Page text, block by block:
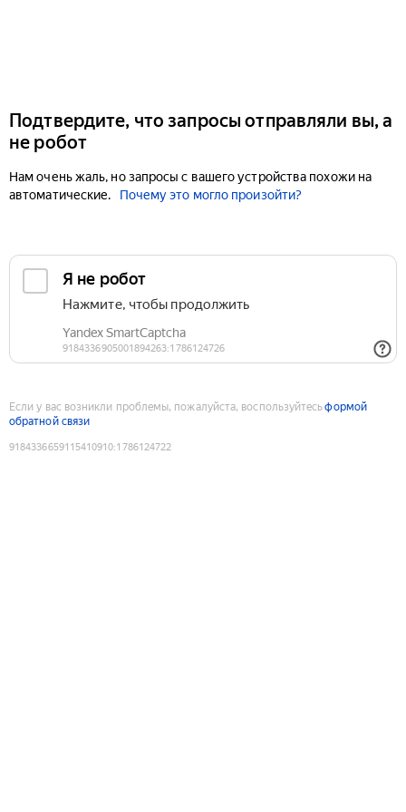
Подтвердите, что запросы отправляли вы, а
не робот
Нам очень жаль, но запросы с вашего устройства похожи на
автоматические.
Почему это могло произойти?
Если у вас возникли проблемы, пожалуйста, воспользуйтесьформой
обратной связи
9184336659115410910:1786124722